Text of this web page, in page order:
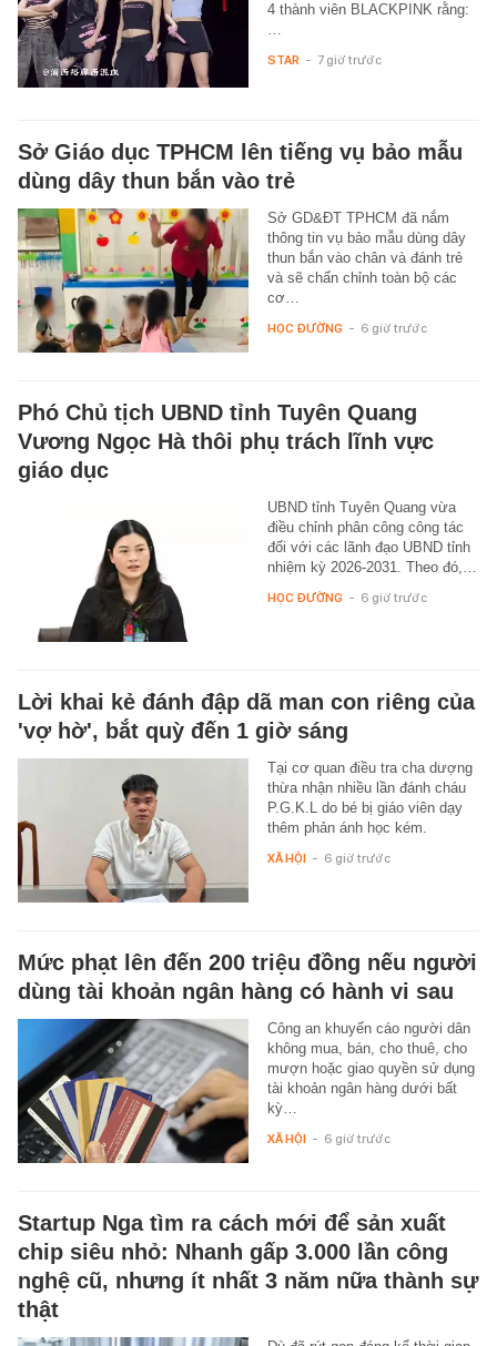
4 thành viên BLACKPINK rằng:
…
STAR - 7 giờ trước
Sở Giáo dục TPHCM lên tiếng vụ bảo mẫu
dùng dây thun bắn vào trẻ
Sở GD&ĐT TPHCM đã nắm
thông tin vụ bảo mẫu dùng dây
thun bắn vào chân và đánh trẻ
và sẽ chấn chỉnh toàn bộ các
cơ…
HỌC ĐƯỜNG - 6 giờ trước
Phó Chủ tịch UBND tỉnh Tuyên Quang
Vương Ngọc Hà thôi phụ trách lĩnh vực
giáo dục
UBND tỉnh Tuyên Quang vừa
điều chỉnh phân công công tác
đối với các lãnh đạo UBND tỉnh
nhiệm kỳ 2026-2031. Theo đó,…
HỌC ĐƯỜNG - 6 giờ trước
Lời khai kẻ đánh đập dã man con riêng của
'vợ hờ', bắt quỳ đến 1 giờ sáng
Tại cơ quan điều tra cha dượng
thừa nhận nhiều lần đánh cháu
P.G.K.L do bé bị giáo viên dạy
thêm phản ánh học kém.
XÃ HỘI - 6 giờ trước
Mức phạt lên đến 200 triệu đồng nếu người
dùng tài khoản ngân hàng có hành vi sau
Công an khuyến cáo người dân
không mua, bán, cho thuê, cho
mượn hoặc giao quyền sử dụng
tài khoản ngân hàng dưới bất
kỳ…
XÃ HỘI - 6 giờ trước
Startup Nga tìm ra cách mới để sản xuất
chip siêu nhỏ: Nhanh gấp 3.000 lần công
nghệ cũ, nhưng ít nhất 3 năm nữa thành sự
thật